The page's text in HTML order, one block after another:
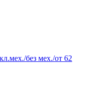
без мех./от 62